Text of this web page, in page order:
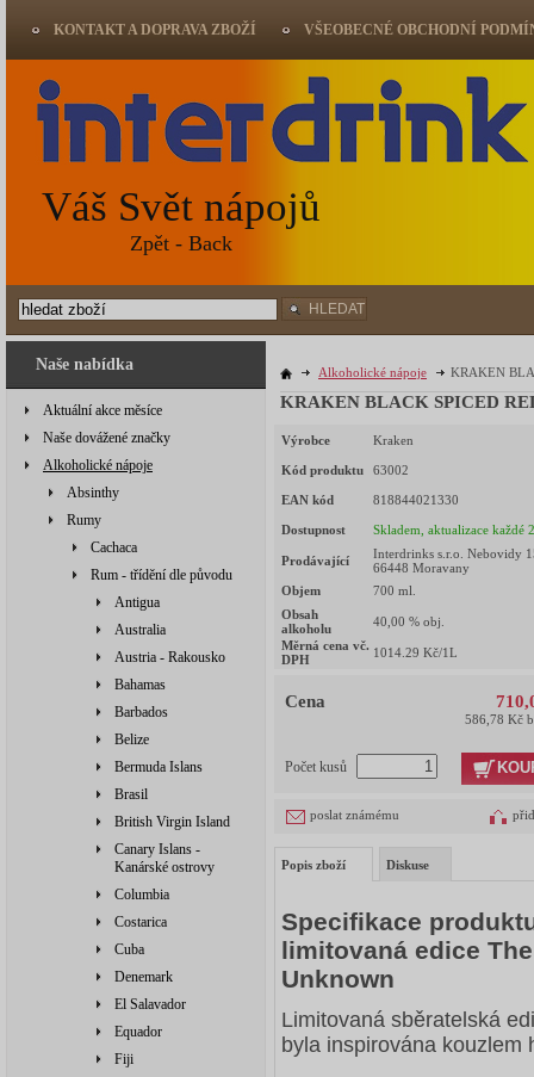
Naše nabídka
Aktuální akce měsíce
Naše dovážené značky
Alkoholické nápoje
Absinthy
Rumy
Cachaca
Rum - třídění dle původu
Antigua
Australia
Austria - Rakousko
Bahamas
Barbados
Belize
Bermuda Islans
Brasil
British Virgin Island
Canary Islans -
Kanárské ostrovy
Columbia
Costarica
Cuba
Denemark
El Salavador
Equador
Fiji
Alkoholické nápoje KRAKEN
KRAKEN BLACK SPICED
Výrobce Kraken
Kód produktu 63002
EAN kód 818844021330
Dostupnost Skladem, aktualizace každé
Prodávající
Interdrinks s.r.o. Nebovidy
66448 Moravany
Objem
700 ml.
Obsah
alkoholu
40,00 % obj.
Měrná cena vč.
DPH
1014.29 Kč/1L
Cena
586,78 Kč
Počet kusů
poslat známému
Popis zboží Diskuse
Specifikace
limitovaná edice
Unknown
Limitovaná sběratelská
byla inspirována kouzlem
KONTAKT A DOPRAVA ZBOŽÍ VŠEOBECNÉ OBCHODNÍ
Váš Svět nápojů
Zpět - Back
HLEDAT